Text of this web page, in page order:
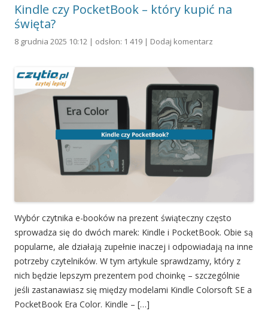
Kindle czy PocketBook – który kupić na
święta?
8 grudnia 2025 10:12 | odsłon: 1 419 | Dodaj komentarz
Wybór czytnika e-booków na prezent świąteczny często
sprowadza się do dwóch marek: Kindle i PocketBook. Obie są
popularne, ale działają zupełnie inaczej i odpowiadają na inne
potrzeby czytelników. W tym artykule sprawdzamy, który z
nich będzie lepszym prezentem pod choinkę – szczególnie
jeśli zastanawiasz się między modelami Kindle Colorsoft SE a
PocketBook Era Color. Kindle – […]